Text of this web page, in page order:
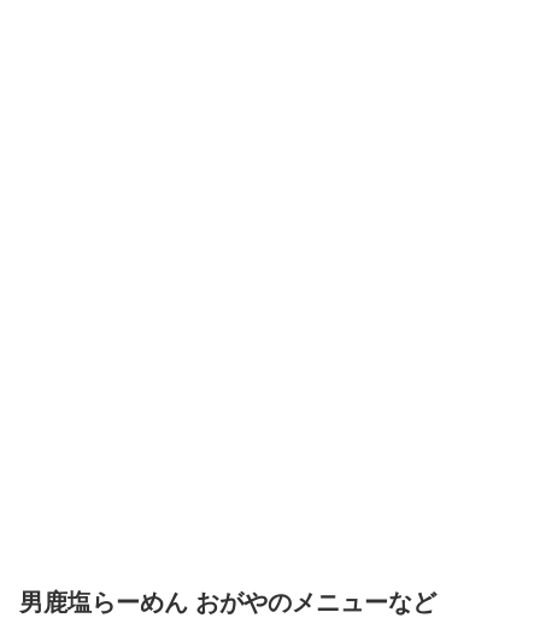
男鹿塩らーめん おがやのメニューなど